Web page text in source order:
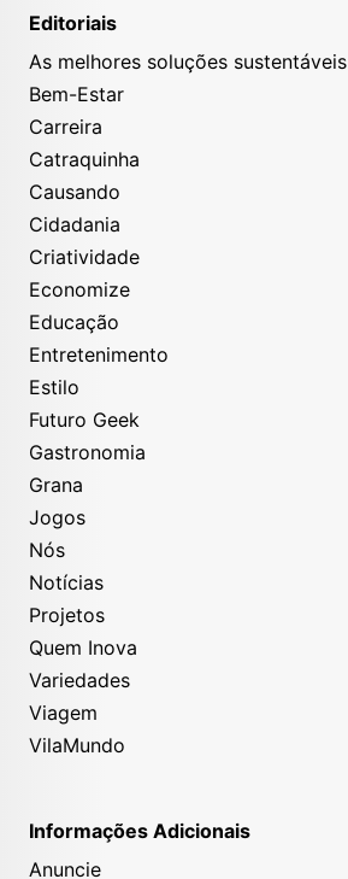
Editoriais
As melhores soluções sustentáveis
Bem-Estar
Carreira
Catraquinha
Causando
Cidadania
Criatividade
Economize
Educação
Entretenimento
Estilo
Futuro Geek
Gastronomia
Grana
Jogos
Nós
Notícias
Projetos
Quem Inova
Variedades
Viagem
VilaMundo
Informações Adicionais
Anuncie